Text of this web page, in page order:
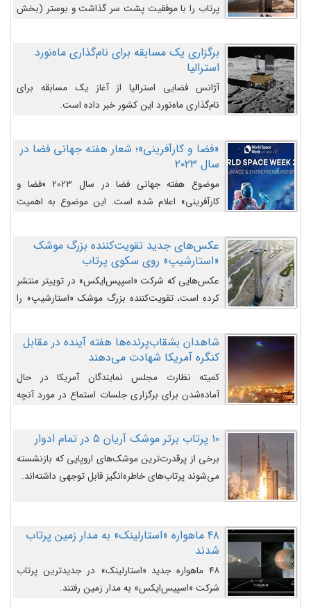
پرتاب را با موفقیت پشت سر گذاشت و بوستر (بخش
را وارد مسیر از پیش تعیین‌شده کند و سپس با یک
مکانیزم جدید با موفقیت از آن جدا شود. ‌
برگزاری یک مسابقه برای نام‌گذاری ماه‌نورد
استرالیا
آژانس فضایی استرالیا از آغاز یک مسابقه برای
نام‌گذاری ماه‌نورد این کشور خبر داده است.
«فضا و کارآفرینی»؛ شعار هفته جهانی فضا در
سال ۲۰۲۳
موضوع هفته جهانی فضا در سال ۲۰۲۳ «فضا و
کارآفرینی» اعلام شده است. این موضوع به اهمیت
روزافزون کارآفرینی در حوزه فضایی و مزایای جدیدی که
کارآفرینان این حوزه ایجاد می‌کنند، می‌پردازد.
عکس‌های جدید تقویت‌کننده بزرگ موشک
«استارشیپ» روی سکوی پرتاب
عکس‌هایی که شرکت «اسپیس‌ایکس» در توییتر منتشر
کرده است، تقویت‌کننده بزرگ موشک «استارشیپ» را
شاهدان بشقاب‌پرنده‌ها هفته آینده در مقابل
کنگره آمریکا شهادت می‌دهند
کمیته نظارت مجلس نمایندگان آمریکا در حال
آماده‌شدن برای برگزاری جلسات استماع در مورد آنچه
می‌دانند، است و قرار است افشاگران یوفوها هفته آینده
در مقابل آنها شهادت دهند.۱۰ پرتاب برتر موشک آریان ۵ در تمام ادوار
برخی از پرقدرت‌ترین موشک‌های اروپایی که بازنشسته
می‌شوند پرتاب‌های خاطره‌انگیز قابل توجهی داشته‌اند.
۴۸ ماهواره «استارلینک» به مدار زمین پرتاب
شدند
۴۸ ماهواره جدید «استارلینک» در جدیدترین پرتاب
شرکت «اسپیس‌ایکس» به مدار زمین رفتند.